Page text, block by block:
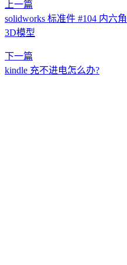
上一篇
solidworks 标准件 #104 内六
3D模型
下一篇
kindle 充不进电怎么办?